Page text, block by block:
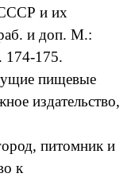
СССР и их
и доп. М.:
174-175.
пищевые
издательство,
питомник и
к